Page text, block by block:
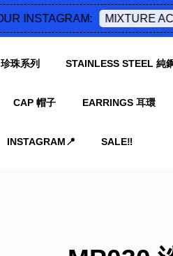
INSTAGRAM: MIXTURE
珠系列 STAINLESS STEEL 純
CAP 帽子 EARRINGS 耳環
INSTAGRAM📍 SALE‼️